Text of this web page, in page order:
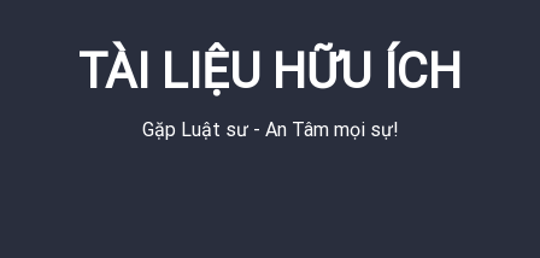
TÀI LIỆU HỮU ÍCH
Gặp Luật sư - An Tâm mọi sự!